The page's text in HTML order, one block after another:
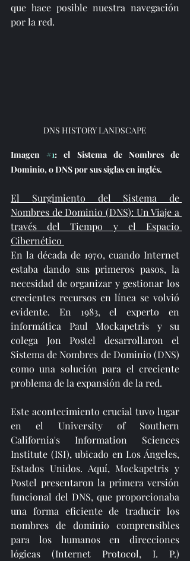
que hace posible nuestra navegación
por la red.
DNS HISTORY LANDSCAPE
Imagen #1: el Sistema de Nombres de
Dominio, o DNS por sus siglas en inglés.
El Surgimiento del Sistema de
Nombres de Dominio (DNS): Un Viaje a
través del Tiempo y el Espacio
Cibernético
En la década de 1970, cuando Internet
estaba dando sus primeros pasos, la
necesidad de organizar y gestionar los
crecientes recursos en línea se volvió
evidente. En 1983, el experto en
informática Paul Mockapetris y su
colega Jon Postel desarrollaron el
Sistema de Nombres de Dominio (DNS)
como una solución para el creciente
problema de la expansión de la red.
Este acontecimiento crucial tuvo lugar
en el University of Southern
California's Information Sciences
Institute (ISI), ubicado en Los Ángeles,
Estados Unidos. Aquí, Mockapetris y
Postel presentaron la primera versión
funcional del DNS, que proporcionaba
una forma eficiente de traducir los
nombres de dominio comprensibles
para los humanos en direcciones
lógicas (Internet Protocol, I. P.)